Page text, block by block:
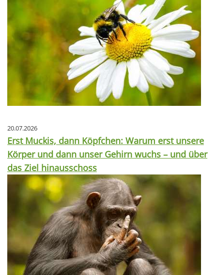
20.07.2026
Erst Muckis, dann Köpfchen: Warum erst unsere
Körper und dann unser Gehirn wuchs – und über
das Ziel hinausschoss